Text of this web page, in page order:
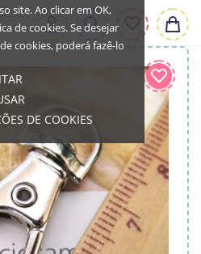
site. Ao clicar em OK,
de cookies. Se desejar
cookies, poderá fazê-lo
DE COOKIES